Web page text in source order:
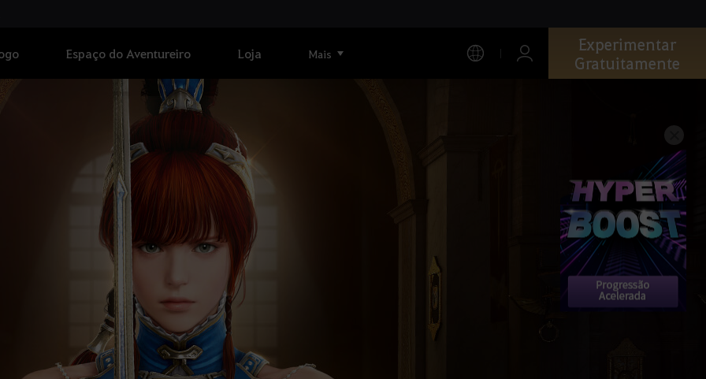
Espaço do Aventureiro Loja Mais
Experimentar
Gratuitamente